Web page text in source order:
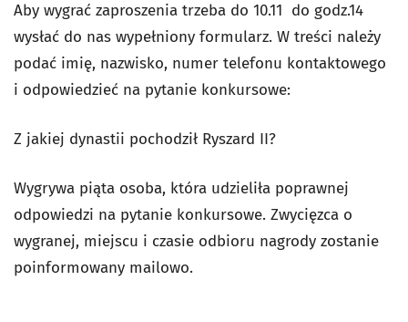
Aby wygrać zaproszenia trzeba do 10.11 do godz.14
wysłać do nas wypełniony formularz. W treści należy
podać imię, nazwisko, numer telefonu kontaktowego
i odpowiedzieć na pytanie konkursowe:
Z jakiej dynastii pochodził Ryszard II?
Wygrywa piąta osoba, która udzieliła poprawnej
odpowiedzi na pytanie konkursowe. Zwycięzca o
wygranej, miejscu i czasie odbioru nagrody zostanie
poinformowany mailowo.